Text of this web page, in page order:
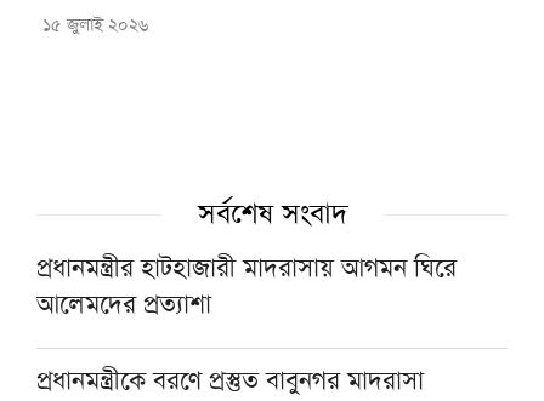
১৫ জুলাই ২০২৬
সর্বশেষ সংবাদ
প্রধানমন্ত্রীর হাটহাজারী মাদরাসায় আগমন ঘিরে
আলেমদের প্রত্যাশা
প্রধানমন্ত্রীকে বরণে প্রস্তুত বাবুনগর মাদরাসা